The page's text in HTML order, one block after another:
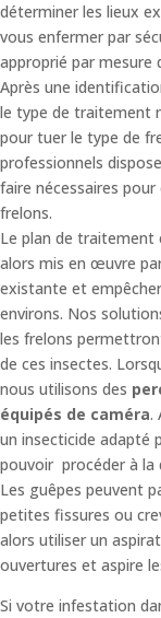
déterminer les lieux
vous enfermer par
approprié par mesure
Après une
le type de traitement
pour tuer le type de
professionnels
faire nécessaires
frelons.
Le plan de traitement
alors mis en œuvre
existante et
environs. Nos
les frelons
de ces insectes.
nous utilisons des
équipés de caméra.
un insecticide adapté
pouvoir procéder à la
Les guêpes peuvent
petites fissures ou
alors utiliser un
ouvertures et aspire
Si votre infestation